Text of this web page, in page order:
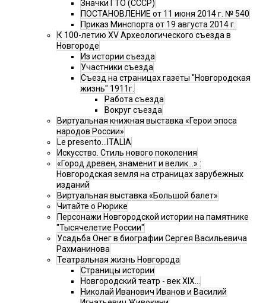
Значки ГТО (СССР)
ПОСТАНОВЛЕНИЕ от 11 июня 2014 г. № 540
Приказ Минспорта от 19 августа 2014 г.
К 100-летию XV Археологического съезда в
Новгороде
Из истории съезда
Участники съезда
Cъезд на страницах газеты "Новгородская
жизнь" 1911г.
Работа съезда
Вокруг съезда
Виртуальная книжная выставка «Герои эпоса
народов России»
Le presento...ITALIA
Искусство. Стиль нового поколения
«Город древен, знаменит и велик…» :
Новгородская земля на страницах зарубежных
изданий
Виртуальная выставка «Большой балет»
Читайте о Рюрике
Персонажи Новгородской истории на памятнике
"Тысячелетие России"
Усадьба Онег в биографии Сергея Васильевича
Рахманинова
Театральная жизнь Новгорода
Страницы истории
Новгородский театр - век XIX…
Николай Иванович Иванов и Василий